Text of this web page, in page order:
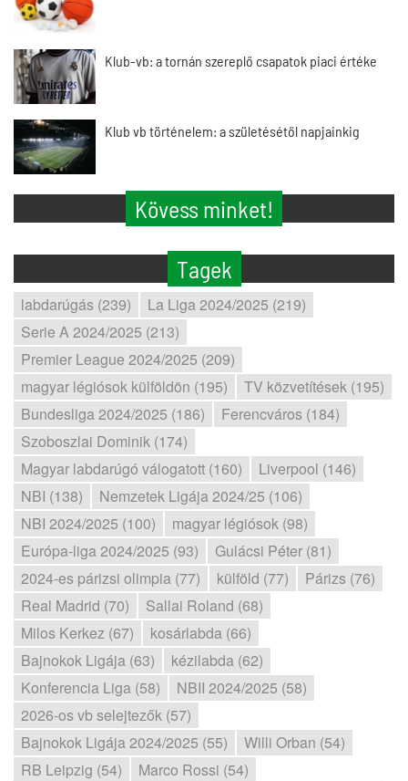
Klub-vb: a tornán szereplő csapatok piaci értéke
Klub vb történelem: a születésétől napjainkig
Kövess minket!
Tagek
labdarúgás (239)
La Liga 2024/2025 (219)
Serie A 2024/2025 (213)
Premier League 2024/2025 (209)
magyar légiósok külföldön (195)
TV közvetítések (195)
Bundesliga 2024/2025 (186)
Ferencváros (184)
Szoboszlai Dominik (174)
Magyar labdarúgó válogatott (160)
Liverpool (146)
NBI (138)
Nemzetek Ligája 2024/25 (106)
NBI 2024/2025 (100)
magyar légiósok (98)
Európa-liga 2024/2025 (93)
Gulácsi Péter (81)
2024-es párizsi olimpia (77)
külföld (77)
Párizs (76)
Real Madrid (70)
Sallai Roland (68)
Milos Kerkez (67)
kosárlabda (66)
Bajnokok Ligája (63)
kézilabda (62)
Konferencia Liga (58)
NBII 2024/2025 (58)
2026-os vb selejtezők (57)
Bajnokok Ligája 2024/2025 (55)
Willi Orban (54)
RB Leipzig (54)
Marco Rossi (54)